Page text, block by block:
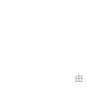
由